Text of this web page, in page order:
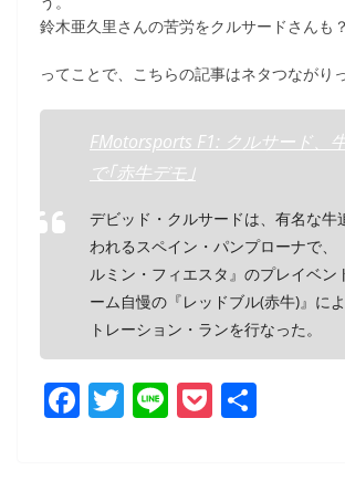
鈴木亜久里さんの苦労をクルサードさんも？
ってことで、こちらの記事はネタつながり
FMotorsports F1: クルサード、
で｢赤牛デモ｣
デビッド・クルサードは、有名な牛
われるスペイン・パンプローナで、
ルミン・フィエスタ』のプレイベン
ーム自慢の『レッドブル(赤牛)』に
トレーション・ランを行なった。
F T Li P